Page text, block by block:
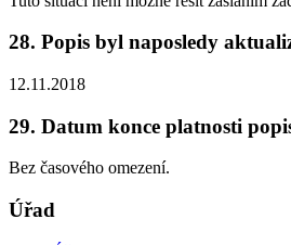
28. Popis byl naposledy
12.11.2018
29. Datum konce platnosti
Bez časového omezení.
Úřad